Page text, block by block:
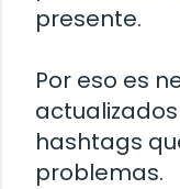
presente.
Por eso es
hashtags
problemas.